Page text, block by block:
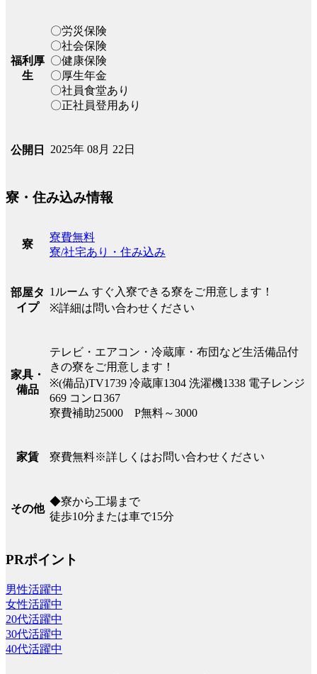
福利厚
生
〇労災保険
〇社会保険
〇健康保険
〇厚生年金
〇社員食堂あり
〇正社員登用あり
公開日 2025年 08月 22日
寮・住み込み情報
寮
寮費無料
寮/社宅あり・住み込み
部屋タ
イプ
1ルーム すぐ入寮できる寮をご用意します！
※詳細は問い合わせください
家具・
備品
テレビ・エアコン・冷蔵庫・布団など生活備品付
きの寮をご用意します！
※(備品)TV1739 冷蔵庫1304 洗濯機1338 電子レンジ
669 コンロ367
寮費補助25000 P無料～3000
家賃 寮費無料※詳しくはお問い合わせください
その他
◆寮から工場まで
徒歩10分または車で15分
PRポイント
男性活躍中
女性活躍中
20代活躍中
30代活躍中
40代活躍中